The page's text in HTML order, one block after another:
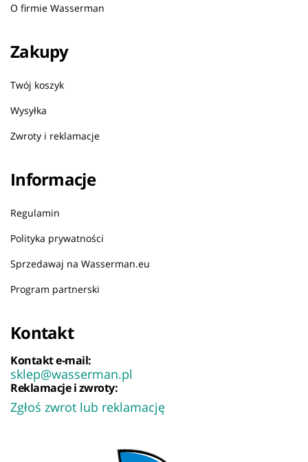
O firmie Wasserman
Zakupy
Twój koszyk
Wysyłka
Zwroty i reklamacje
Informacje
Regulamin
Polityka prywatności
Sprzedawaj na Wasserman.eu
Program partnerski
Kontakt
Kontakt e-mail:
sklep@wasserman.pl
Reklamacje i zwroty:
Zgłoś zwrot lub reklamację